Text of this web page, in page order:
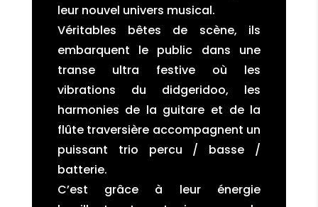
leur nouvel univers musical.
Véritables bêtes de scène, ils
embarquent le public dans une
transe ultra festive où les
vibrations du didgeridoo, les
harmonies de la guitare et de la
flûte traversière accompagnent un
puissant trio percu / basse /
batterie.
C’est grâce à leur énergie